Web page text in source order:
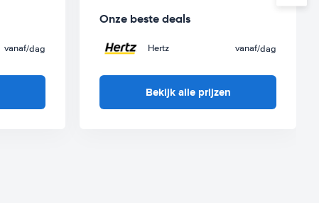
vanaf/dag
Onze beste deals
Hertz vanaf/dag
Bekijk alle prijzen